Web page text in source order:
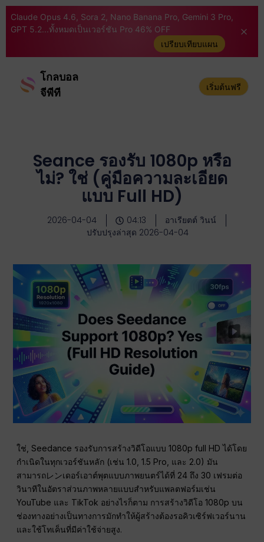
Claude Opus 4.6, Sora 2, Nano Banana Pro, Gemini 3 Pro,
GPT 5.2...ทั้งหมดเป็นเวอร์ชัน Pro 46% OFF
เปรียบเทียบแผน
โกลบอล
จีพีที
เริ่มต้นฟรี
Seance รองรับ 1080p หรือ
ไม่? ใช่ (คู่มือความละเอียด
แบบ Full HD)
2026-04-04 04:13
อาเรียตต์ วินน์
ปรับปรุงล่าสุด 2026-04-04
ใช่, Seedance รองรับการสร้างวิดีโอแบบ 1080p full HD ได้โดย
กำเนิดในทุกเวอร์ชันหลัก (เช่น 1.0, 1.5 Pro, และ 2.0) มัน
สามารถレンเดอร์เอาต์พุตแบบภาพยนตร์ได้ที่ 24 ถึง 30 เฟรมต่อ
วินาทีในอัตราส่วนภาพหลายแบบสำหรับแพลตฟอร์มเช่น
YouTube และ TikTok อย่างไรก็ตาม การสร้างวิดีโอ 1080p บน
ช่องทางอย่างเป็นทางการมักทำให้ผู้สร้างต้องรอคิวเซิร์ฟเวอร์นาน
และใช้โทเค็นที่มีค่าใช้จ่ายสูง.